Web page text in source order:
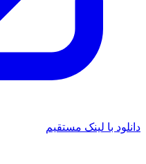
با لینک مستقیم